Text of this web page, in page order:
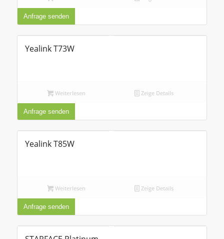
Anfrage senden
Yealink T73W
Weiterlesen Zeige Details
Anfrage senden
Yealink T85W
Weiterlesen Zeige Details
Anfrage senden